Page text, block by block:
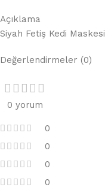
Açıklama
Siyah Fetiş Kedi Maskesi
Değerlendirmeler (0)
0 yorum
0
0
0
0